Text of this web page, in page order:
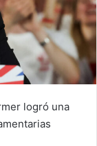
logró una